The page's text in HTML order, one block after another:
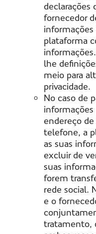
declarações
fornecedor
plataforma
lhe
meio para
privacidade.
No caso de
informações
endereço
telefone, a
as suas
excluir de
suas
forem
rede social.
e o
tratamento,